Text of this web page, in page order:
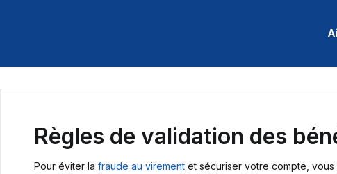
Règles de validation des
Pour éviter la fraude au virementet sécuriser votre compte,